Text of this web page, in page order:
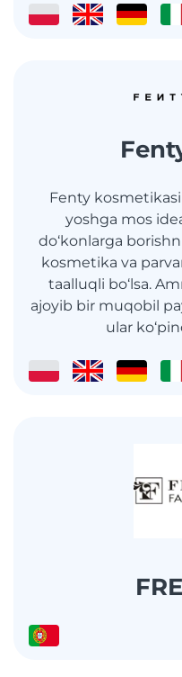
Fenty
yoshga mos
do‘konlarga
kosmetika va
taalluqli bo‘lsa.
ajoyib bir muqobil
ular